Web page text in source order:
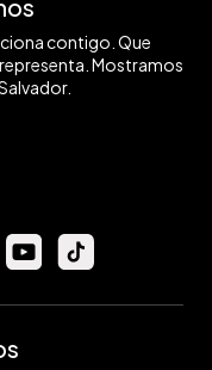
contigo. Que
Mostramos